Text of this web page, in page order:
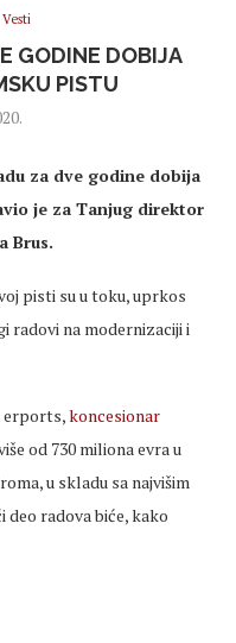
Vesti
GODINE DOBIJA
PISTU
za dve godine dobija
je za Tanjug direktor
Brus.
pisti su u toku, uprkos
radovi na modernizaciji i
erports,koncesionar
od 730 miliona evra u
u skladu sa najvišim
deo radova biće, kako